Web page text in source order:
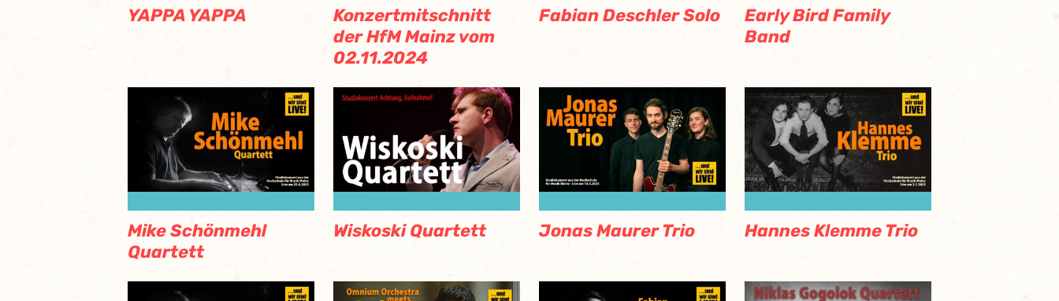
YAPPA YAPPA
Konzertmitschnitt
der HfM Mainz vom
02.11.2024
Fabian Deschler Solo
Early Bird Family
Band
Mike Schönmehl
Quartett
Wiskoski Quartett Jonas Maurer Trio Hannes Klemme Trio